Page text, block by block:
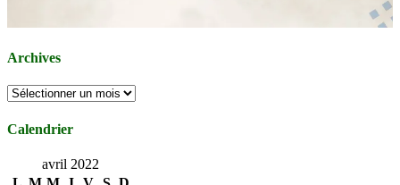
Archives
Archives
Calendrier
avril 2022